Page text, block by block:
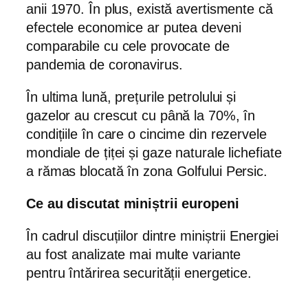
anii 1970. În plus, există avertismente că
efectele economice ar putea deveni
comparabile cu cele provocate de
pandemia de coronavirus.
În ultima lună, prețurile petrolului și
gazelor au crescut cu până la 70%, în
condițiile în care o cincime din rezervele
mondiale de țiței și gaze naturale lichefiate
a rămas blocată în zona Golfului Persic.
Ce au discutat miniștrii europeni
În cadrul discuțiilor dintre miniștrii Energiei
au fost analizate mai multe variante
pentru întărirea securității energetice.